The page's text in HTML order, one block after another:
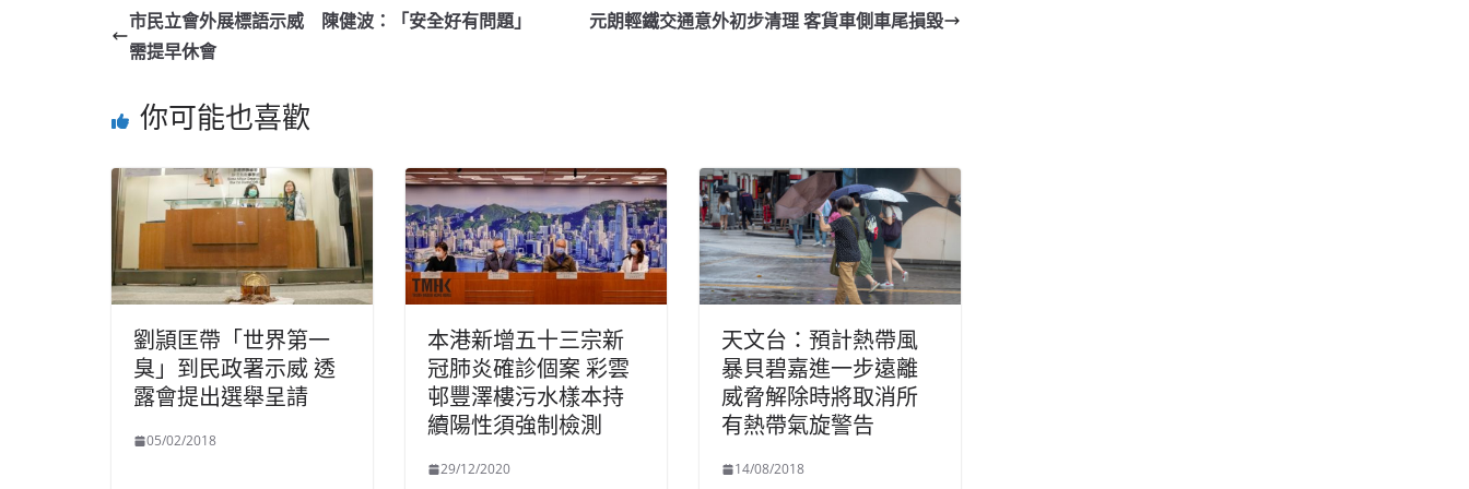
市民立會外展標語示威 陳健波：「安全好有問題」
需提早休會
元朗輕鐵交通意外初步清理 客貨車側車尾損毀
你可能也喜歡
劉頴匡帶「世界第一
臭」到民政署示威 透
露會提出選舉呈請
05/02/2018
本港新增五十三宗新
冠肺炎確診個案 彩雲
邨豐澤樓污水樣本持
續陽性須強制檢測
29/12/2020
天文台：預計熱帶風
暴貝碧嘉進一步遠離
威脅解除時將取消所
有熱帶氣旋警告
14/08/2018